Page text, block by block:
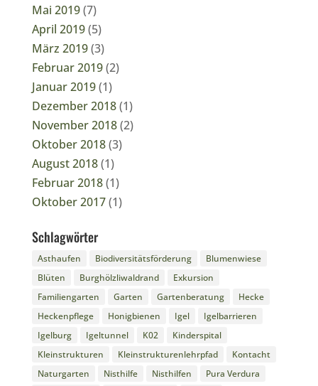
Mai 2019(7)
April 2019(5)
März 2019(3)
Februar 2019(2)
Januar 2019(1)
Dezember 2018(1)
November 2018(2)
Oktober 2018(3)
August 2018(1)
Februar 2018(1)
Oktober 2017(1)
Schlagwörter
Asthaufen Biodiversitätsförderung
Blumenwiese
Blüten
Burghölzliwaldrand
Exkursion
Familiengarten
Garten Gartenberatung
Hecke
Heckenpflege
Honigbienen Igel
Igelbarrieren
Igelburg
Igeltunnel K02
Kinderspital
Kleinstrukturen
Kleinstrukturenlehrpfad
Kontacht
Naturgarten
Nisthilfe Nisthilfen
Pura Verdura